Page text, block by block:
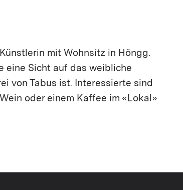
mit Wohnsitz in Höngg.
eine Sicht auf das weibliche
von Tabus ist. Interessierte sind
oder einem Kaffee im «Lokal»